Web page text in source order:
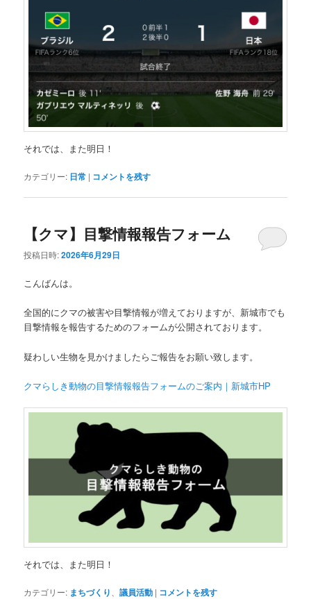
それでは、また明日！
カテゴリー: 日常 | コメントを残す
【クマ】目撃情報報告フォーム
投稿日時:2026年6月29日
こんばんは。
全国的にクマの被害や目撃情報が増えておりますが、新城市でも
目撃情報を報告するためのフォームが公開されております。
疑わしい生物を見かけましたらご報告をお願い致します。
クマらしき動物の目撃情報報告フォームのご案内｜新城市HP
それでは、また明日！
カテゴリー: まちづくり 、議員活動 | コメントを残す